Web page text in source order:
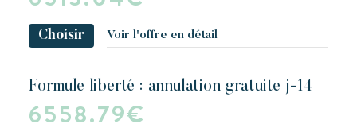
Choisir Voir l'offre en détail
formule liberté : annulation gratuite j-14
6558.79€